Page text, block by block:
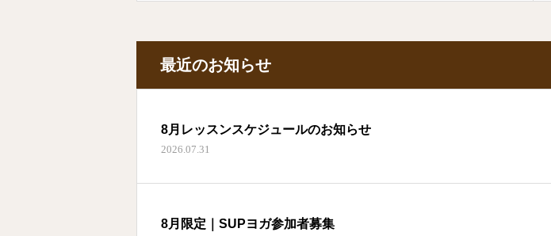
最近のお知らせ
8月レッスンスケジュールのお知らせ
2026.07.31
8月限定｜SUPヨガ参加者募集